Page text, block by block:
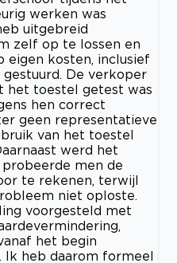
werken was
uitgebreid
zelf op te lossen en
kosten, inclusief
De verkoper
het toestel getest was
hen correct
geen representatieve
van het toestel
werd het
men de
te rekenen, terwijl
niet oploste.
voorgesteld met
het begin
heb daarom formeel